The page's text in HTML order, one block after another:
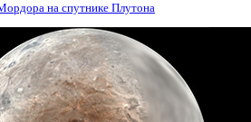
на спутнике Плутона